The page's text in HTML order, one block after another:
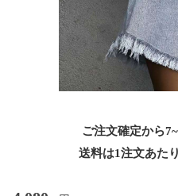
ご注文確定から
送料は1注文あたり